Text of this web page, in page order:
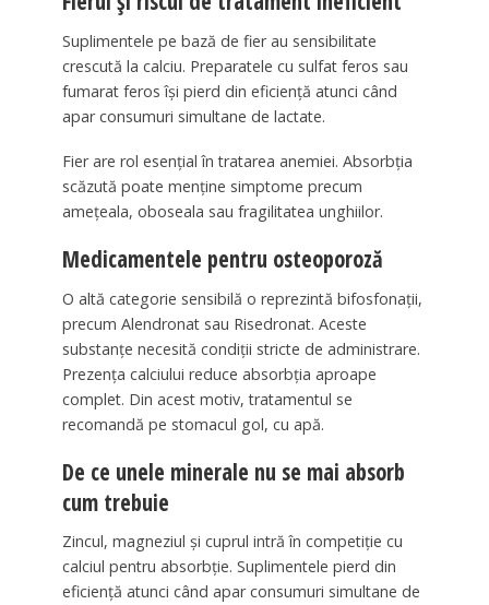
Suplimentele pe bază de fier au sensibilitate
crescută la calciu. Preparatele cu sulfat feros sau
fumarat feros își pierd din eficiență atunci când
apar consumuri simultane de lactate.
Fier are rol esențial în tratarea anemiei. Absorbția
scăzută poate menține simptome precum
amețeala, oboseala sau fragilitatea unghiilor.
Medicamentele pentru osteoporoză
O altă categorie sensibilă o reprezintă bifosfonații,
precum Alendronat sau Risedronat. Aceste
substanțe necesită condiții stricte de administrare.
Prezența calciului reduce absorbția aproape
complet. Din acest motiv, tratamentul se
recomandă pe stomacul gol, cu apă.
De ce unele minerale nu se mai absorb
cum trebuie
Zincul, magneziul și cuprul intră în competiție cu
calciul pentru absorbție. Suplimentele pierd din
eficiență atunci când apar consumuri simultane de